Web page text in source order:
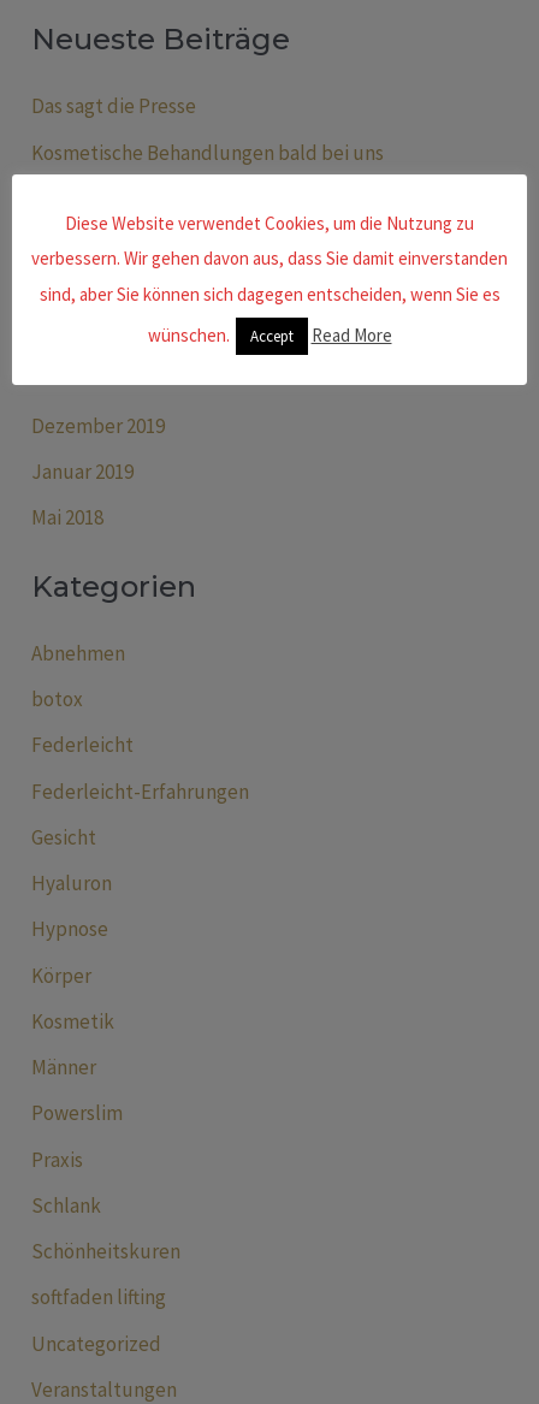
c
n
a
c
Neueste Beiträge
Das sagt die Presse
Kosmetische Behandlungen bald bei uns
Erfahrungsbericht von Chris Meier, Wadern
Dezember 2019
Januar 2019
Mai 2018
Kategorien
Abnehmen
botox
Federleicht
Federleicht-Erfahrungen
Gesicht
Hyaluron
Hypnose
Körper
Kosmetik
Männer
Powerslim
Praxis
Schlank
Schönheitskuren
softfaden lifting
Uncategorized
Veranstaltungen
Diese Website verwendet Cookies, um die Nutzung zu
verbessern. Wir gehen davon aus, dass Sie damit einverstanden
sind, aber Sie können sich dagegen entscheiden, wenn Sie es
wünschen.
Accept Read More